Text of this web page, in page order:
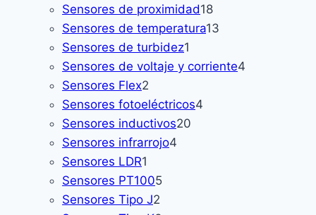
productos
Sensores de proximidad1818
productos
Sensores de temperatura13
Sensores de turbidez1
producto
Sensores de voltaje y corriente4
Sensores Flex2
productos
Sensores fotoeléctricos4
Sensores inductivos20
Sensores infrarrojo4
Sensores LDR1
producto
Sensores PT10055
Sensores Tipo J2